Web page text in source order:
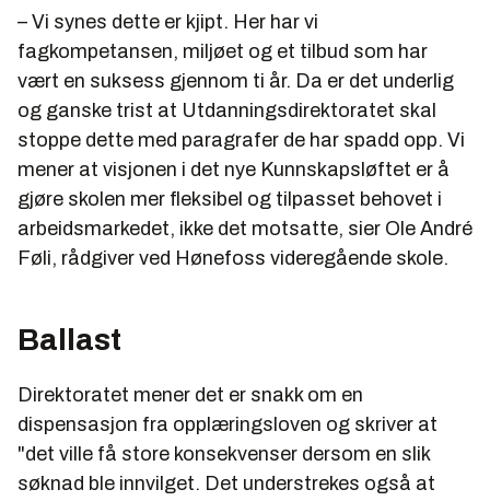
– Vi synes dette er kjipt. Her har vi
fagkompetansen, miljøet og et tilbud som har
vært en suksess gjennom ti år. Da er det underlig
og ganske trist at Utdanningsdirektoratet skal
stoppe dette med paragrafer de har spadd opp. Vi
mener at visjonen i det nye Kunnskapsløftet er å
gjøre skolen mer fleksibel og tilpasset behovet i
arbeidsmarkedet, ikke det motsatte, sier Ole André
Føli, rådgiver ved Hønefoss videregående skole.
Ballast
Direktoratet mener det er snakk om en
dispensasjon fra opplæringsloven og skriver at
"det ville få store konsekvenser dersom en slik
søknad ble innvilget. Det understrekes også at